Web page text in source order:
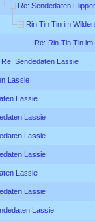
Re: Sendedaten Flipper
Rin Tin Tin im
Re: Rin Tin Tin
Re: Sendedaten Lassie
Lassie
Lassie
Lassie
Lassie
Lassie
Lassie
Lassie
Lassie